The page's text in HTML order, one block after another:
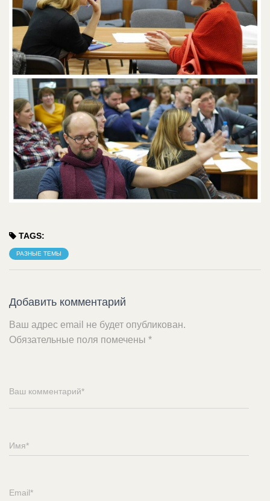
TAGS:
РАЗНЫЕ ТЕМЫ
Добавить комментарий
Ваш адрес email не будет опубликован.
Обязательные поля помечены *